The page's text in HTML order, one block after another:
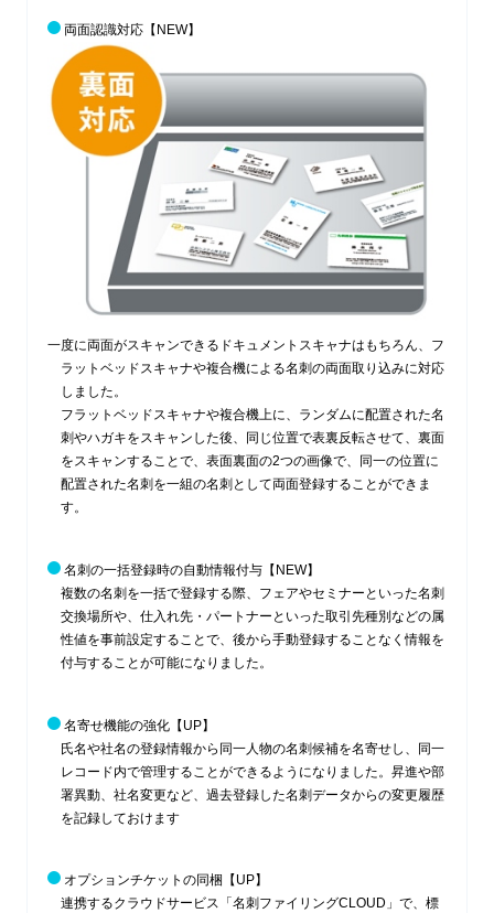
両面認識対応 【NEW】
一度に両面がスキャンできるドキュメントスキャナはもちろん、フ
ラットベッドスキャナや複合機による名刺の両面取り込みに対応
しました。
フラットベッドスキャナや複合機上に、ランダムに配置された名
刺やハガキをスキャンした後、同じ位置で表裏反転させて、裏面
をスキャンすることで、表面裏面の2つの画像で、同一の位置に
配置された名刺を一組の名刺として両面登録することができま
す。
名刺の一括登録時の自動情報付与 【NEW】
複数の名刺を一括で登録する際、フェアやセミナーといった名刺
交換場所や、仕入れ先・パートナーといった取引先種別などの属
性値を事前設定することで、後から手動登録することなく情報を
付与することが可能になりました。
名寄せ機能の強化 【UP】
氏名や社名の登録情報から同一人物の名刺候補を名寄せし、同一
レコード内で管理することができるようになりました。昇進や部
署異動、社名変更など、過去登録した名刺データからの変更履歴
を記録しておけます
オプションチケットの同梱 【UP】
連携するクラウドサービス「名刺ファイリングCLOUD」で、標